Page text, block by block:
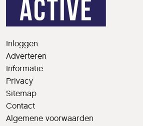
Inloggen
Adverteren
Informatie
Privacy
Sitemap
Contact
Algemene voorwaarden